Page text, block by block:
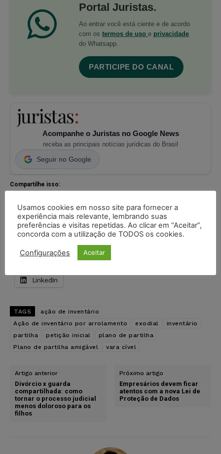
Portal Juristas.
Ao entrar você está ciente e de acordo
com os termos de uso e privacidade
do Whatsapp.
PARTICIPE DO CANAL
Acompanhe o Juristas no Google News
receba as principais notícias jurídicas do Brasil
Seguir no Google
Compartilhe isso:
Threads Facebook Telegram
Tumblr
Nextdoor E-mail
LinkedIn
TAGS
ação de inventário
Ação de inventário por arrolamento
exodial
inventário
partilha
petição inicial
plano de partilha
Plano de partilha amigável
vara cível
Artigo anterior
Divórcio x guarda
compartilhada: como
tornar o processo judicial
menos doloroso para os
filhos
Próximo artigo
Empresários devem ficar
atentos com a nova Lei de
Proteção de Dados
Usamos cookies em nosso site para fornecer a
experiência mais relevante, lembrando suas
preferências e visitas repetidas. Ao clicar em “Aceitar”,
concorda com a utilização de TODOS os cookies.
Configurações Aceitar